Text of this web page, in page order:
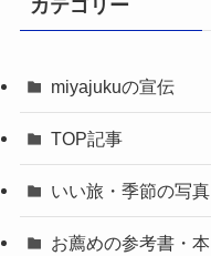
カテゴリー
miyajukuの宣伝
TOP記事
いい旅・季節の写真
お薦めの参考書・本